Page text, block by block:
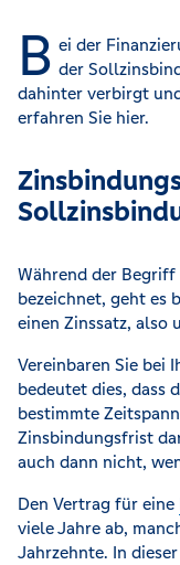
B ei der
der
dahinter verbirgt
erfahren Sie hier.
Während der Begriff
bezeichnet, geht es
einen Zinssatz, also
Vereinbaren Sie bei
bedeutet dies, dass
bestimmte
Zinsbindungsfrist
auch dann nicht,
Den Vertrag für eine
viele Jahre ab,
Jahrzehnte. In